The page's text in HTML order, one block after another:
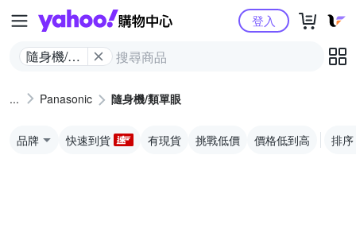
Yahoo購物中心
隨身機/類
登入
Panasonic 隨身機/類單眼
品牌 快速到貨 有現貨 挑戰低價 價格低到高 排序